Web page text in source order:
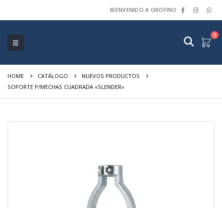
BIENVENIDO A OROFINO
0
HOME CATÁLOGO
NUEVOS PRODUCTOS
SOPORTE P/MECHAS CUADRADA «SLENDER»